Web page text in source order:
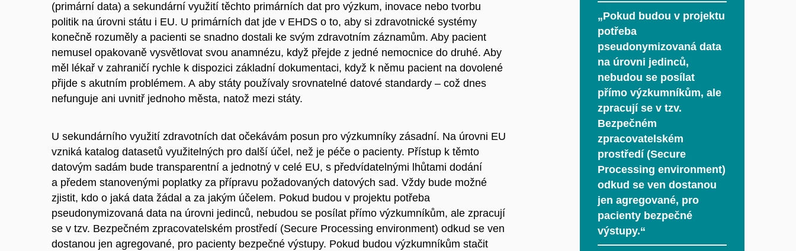
(primární data) a sekundární využití těchto primárních dat pro výzkum, inovace nebo tvorbu
politik na úrovni státu i EU. U primárních dat jde v EHDS o to, aby si zdravotnické systémy
konečně rozuměly a pacienti se snadno dostali ke svým zdravotním záznamům. Aby pacient
nemusel opakovaně vysvětlovat svou anamnézu, když přejde z jedné nemocnice do druhé. Aby
měl lékař v zahraničí rychle k dispozici základní dokumentaci, když k němu pacient na dovolené
přijde s akutním problémem. A aby státy používaly srovnatelné datové standardy – což dnes
nefunguje ani uvnitř jednoho města, natož mezi státy.
U sekundárního využití zdravotních dat očekávám posun pro výzkumníky zásadní. Na úrovni EU
vzniká katalog datasetů využitelných pro další účel, než je péče o pacienty. Přístup k těmto
datovým sadám bude transparentní a jednotný v celé EU, s předvídatelnými lhůtami dodání
a předem stanovenými poplatky za přípravu požadovaných datových sad. Vždy bude možné
zjistit, kdo o jaká data žádal a za jakým účelem. Pokud budou v projektu potřeba
pseudonymizovaná data na úrovni jedinců, nebudou se posílat přímo výzkumníkům, ale zpracují
se v tzv. Bezpečném zpracovatelském prostředí (Secure Processing environment) odkud se ven
dostanou jen agregované, pro pacienty bezpečné výstupy. Pokud budou výzkumníkům stačit
„Pokud budou v projektu
potřeba
pseudonymizovaná data
na úrovni jedinců,
nebudou se posílat
přímo výzkumníkům, ale
zpracují se v tzv.
Bezpečném
zpracovatelském
prostředí (Secure
Processing environment)
odkud se ven dostanou
jen agregované, pro
pacienty bezpečné
výstupy.“